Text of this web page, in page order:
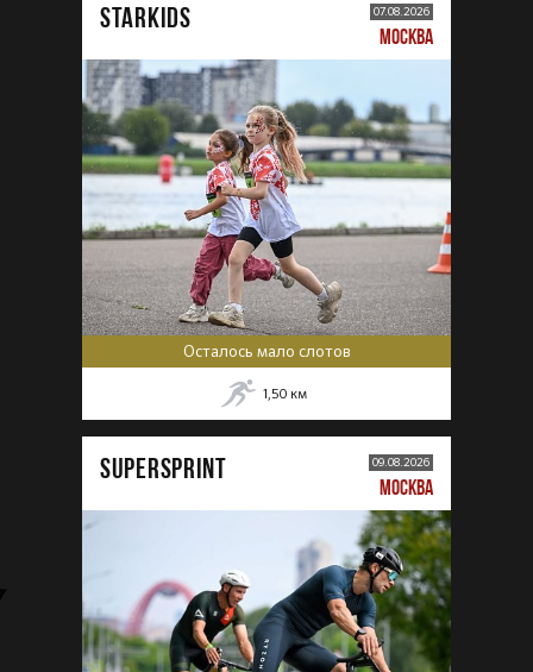
STARKIDS 07.08.2026
МОСКВА
Осталось мало слотов
1,50 км
SUPERSPRINT 09.08.2026
МОСКВА